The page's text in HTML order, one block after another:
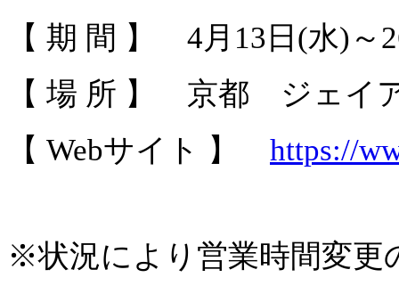
【 期 間 】 4月13日(水)
【 場 所 】 京都 ジェイ
【 Webサイト 】 https://
※状況により営業時間変更